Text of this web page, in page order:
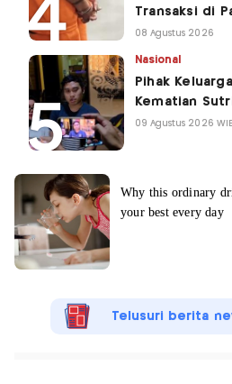
Transaksi di
08 Agustus 2026
Nasional
Pihak
Kematian
09 Agustus 2026
Telusuri berita